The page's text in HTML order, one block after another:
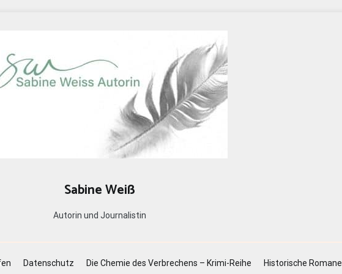
Sabine Weiß
Autorin und Journalistin
Datenschutz Die Chemie des Verbrechens – Krimi-Reihe Historische Romane